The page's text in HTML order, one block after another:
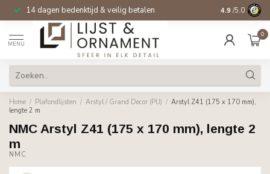
14 dagen bedenktijd & veilig betalen 4.9 /5.0
MENU
0
Home / Plafondlijsten / Arstyl / Grand Decor (PU) / Arstyl Z41 (175 x 170 mm),
lengte 2 m
NMC Arstyl Z41 (175 x 170 mm), lengte 2
m
NMC